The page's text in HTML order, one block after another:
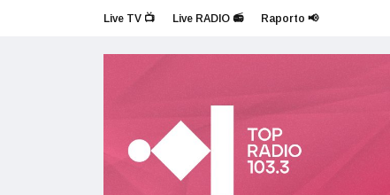
Live TV 📺 Live RADIO 📻 Raporto 📢